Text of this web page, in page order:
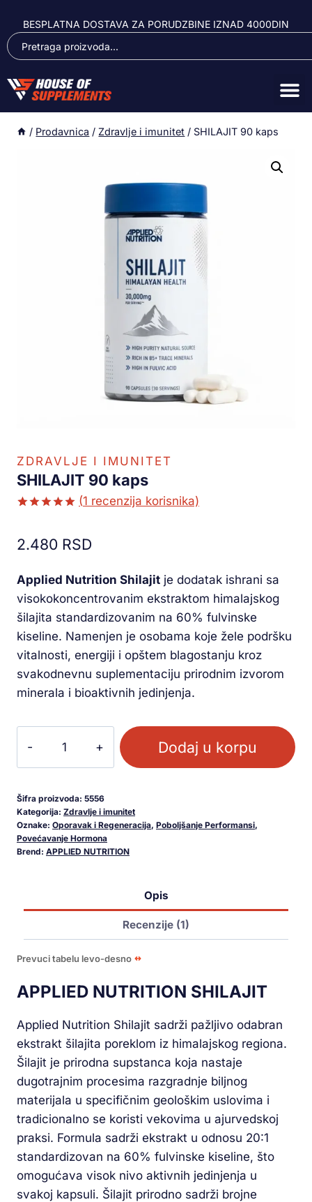
BESPLATNA DOSTAVA ZA PORUDZBINE IZNAD 4000DIN
/ Prodavnica / Zdravlje i imunitet / SHILAJIT 90 kaps
ZDRAVLJE I IMUNITET
SHILAJIT 90 kaps
na osnovu
ocene
(1 recenzija korisnika)
2.480 RSD
Applied Nutrition Shilajit je dodatak ishrani sa
visokokoncentrovanim ekstraktom himalajskog
šilajita standardizovanim na 60% fulvinske
kiseline. Namenjen je osobama koje žele podršku
vitalnosti, energiji i opštem blagostanju kroz
svakodnevnu suplementaciju prirodnim izvorom
minerala i bioaktivnih jedinjenja.
Dodaj u korpu
Šifra proizvoda: 5556
Kategorija: Zdravlje i imunitet
Oznake: Oporavak i Regeneracija, Poboljšanje Performansi,
Povećavanje Hormona
Brend: APPLIED NUTRITION
Opis
Recenzije (1)
Prevuci tabelu levo-desno
APPLIED NUTRITION SHILAJIT
Applied Nutrition Shilajit sadrži pažljivo odabran
ekstrakt šilajita poreklom iz himalajskog regiona.
Šilajit je prirodna supstanca koja nastaje
dugotrajnim procesima razgradnje biljnog
materijala u specifičnim geološkim uslovima i
tradicionalno se koristi vekovima u ajurvedskoj
praksi. Formula sadrži ekstrakt u odnosu 20:1
standardizovan na 60% fulvinske kiseline, što
omogućava visok nivo aktivnih jedinjenja u
svakoj kapsuli. Šilajit prirodno sadrži brojne